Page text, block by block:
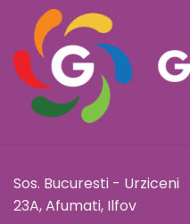
Sos. Bucuresti - Urziceni
23A, Afumati, Ilfov